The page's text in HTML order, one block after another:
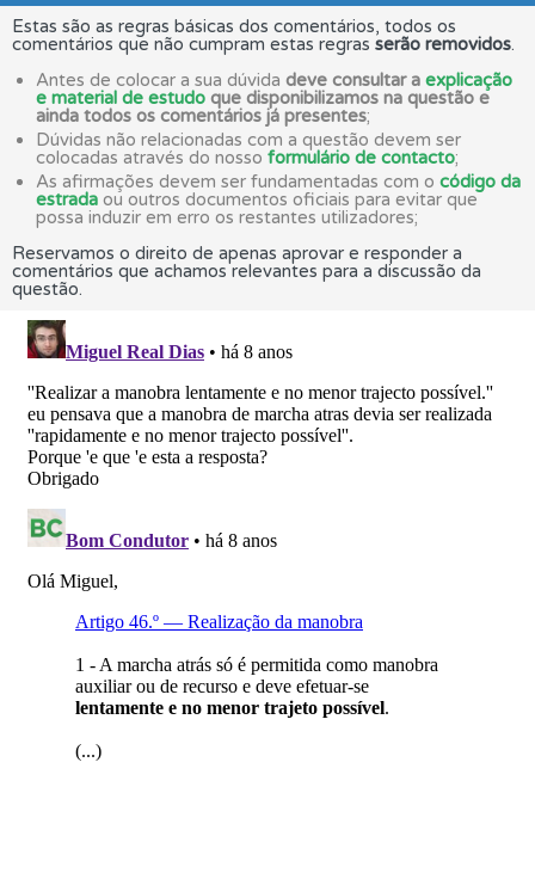
Estas são as regras básicas dos comentários, todos os
comentários que não cumpram estas regras serão removidos.
Antes de colocar a sua dúvida deve consultar a explicação
e material de estudo que disponibilizamos na questão e
ainda todos os comentários já presentes;
Dúvidas não relacionadas com a questão devem ser
colocadas através do nosso formulário de contacto;
As afirmações devem ser fundamentadas com o código da
estrada ou outros documentos oficiais para evitar que
possa induzir em erro os restantes utilizadores;
Reservamos o direito de apenas aprovar e responder a
comentários que achamos relevantes para a discussão da
questão.